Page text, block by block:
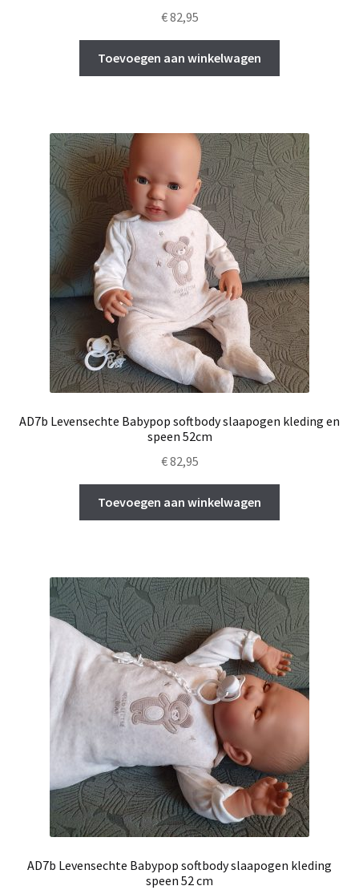
€82,95
Toevoegen aan winkelwagen
AD7b Levensechte Babypop softbody slaapogen kleding en
speen 52cm
€82,95
Toevoegen aan winkelwagen
AD7b Levensechte Babypop softbody slaapogen kleding
speen 52 cm